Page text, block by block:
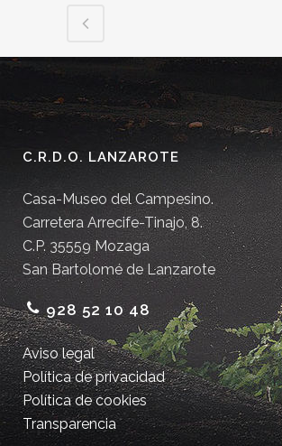
C.R.D.O. LANZAROTE
Casa-Museo del Campesino.
Carretera Arrecife-Tinajo, 8.
C.P. 35559 Mozaga
San Bartolomé de Lanzarote
928 52 10 48
Aviso legal
Política de privacidad
Política de cookies
Transparencia